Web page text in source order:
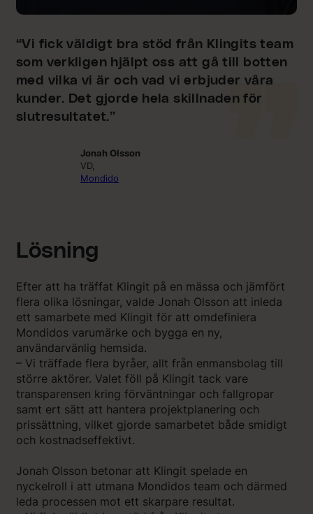
“Vi fick väldigt bra stöd från Klingits team
som verkligen hjälpt oss att gå till botten
med vilka vi är och vad vi erbjuder våra
kunder. Det gjorde hela skillnaden för
slutresultatet.”
Jonah Olsson
VD,
Mondido
Lösning
Efter att ha träffat Klingit på en mässa och jämfört
flera olika lösningar, valde Jonah Olsson att inleda
ett samarbete med Klingit för att omdefiniera
Mondidos varumärke och bygga en ny,
användarvänlig hemsida.
– Vi träffade flera byråer, allt från enmansbolag till
större aktörer. Valet föll på Klingit tack vare
transparensen kring förväntningar och fallgropar
samt ert sätt att hantera projektplanering och
prissättning, vilket gjorde samarbetet både smidigt
och kostnadseffektivt.
Jonah Olsson betonar att Klingit spelade en
nyckelroll i att utmana Mondidos team och därmed
leda processen mot ett skarpare resultat.